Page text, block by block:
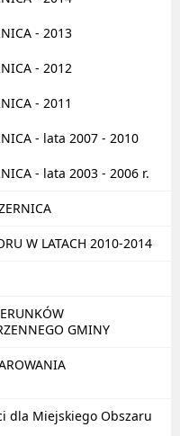
- 2013
- 2012
- 2011
- lata 2007 - 2010
- lata 2003 - 2006 r.
W LATACH 2010-2014
GMINY
dla Miejskiego Obszaru